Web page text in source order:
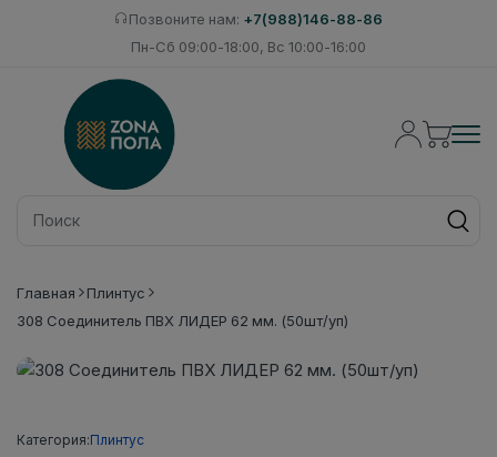
Позвоните нам: +7(988)146-88-86
Пн-Сб 09:00-18:00, Вс 10:00-16:00
Главная
Плинтус
308 Соединитель ПВХ ЛИДЕР 62 мм. (50шт/уп)
Категория:Плинтус